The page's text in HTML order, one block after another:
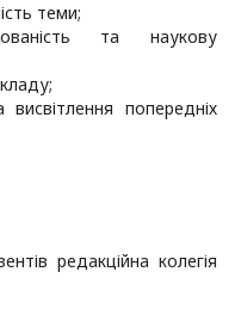
теми;
та наукову
попередніх
редакційна колегія